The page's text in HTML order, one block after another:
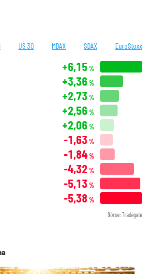
US 30 MDAX SDAX EuroStoxx
+6,15 %
+3,36 %
+2,73 %
+2,56 %
+2,06 %
-1,63 %
-1,84%
-4,32 %
-5,13 %
-5,38 %
Börse: Tradegate